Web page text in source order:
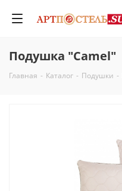
Подушка "Camel"
Главная - Каталог - Подушки -